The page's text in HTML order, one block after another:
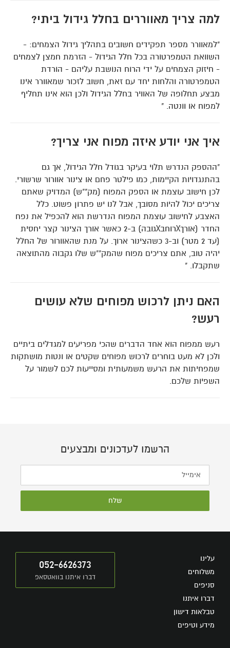
למה צריך מאווררים בחלל גידול ביתי?
"למאוורר מספר תפקידים חשובים בתהליך גידול הצמחים: -
השוואת הטמפרטורה בכל חלל הגידול - הזרמת חמצן לצמחים
- חיזוק הצמחים על ידי הרוח הנושבת עליהם - הורדת
הטמפרטורה והלחות יחד עם זאת, חשוב לזכור שמאוורר אינו
מבצע תחלופה של האוויר בחלל הגידול ולכן הוא אינו תחליף
למפוח או וונטה. "
איך אני יודע איזה מפוח אני צריך?
"ההספק הנדרש תלוי בעיקר בגודל חלל הגידול, אך גם
בהתנגדויות הקיימות, כמו פילטר פחם או צינור אוורור שרשורי.
לכן חישוב עוצמת או הספק המפוח (מק""ש) המדויק שאתם
צריכים יכול להיות מסובך, אבל לנו יש פתרון פשוט. כלל
האצבע לחישוב עוצמת המפוח הנדרשת הוא להכפיל את נפח
החדר (אורךXרוחבXגובה) ב-2 כאשר אורך הצינור קצר יחסית
(עד 2 מטר) וב-3 כשהצינור ארוך. על מנת שהאוורור של החלל
יהיה טוב, אתם צריכים מפוח שהמק""ש שלו גקבוה מהתוצאה
שתקבלו. "
האם ניתן לרכוש מפוחים שלא עושים
רעש?
רעש ממפוח הוא אחד הדברים שהכי מפריעים למגדלים ביתיים
ולכן לא מעט בוחרים לרכוש מפוחים שקטים או ונטות מושתקות
שמפחיתות את הרעש משמעותית ומסייעות לכם לשמור על
השפיות שלכם.
הרשמו לעדכונים ומבצעים
שלח
עלינו
משלוחים
סניפים
דברו איתנו
טבלאות דישון
מידע וטיפים
052-6626373
דברו איתנו בוואטסאפ